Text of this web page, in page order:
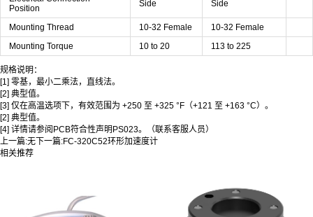
Position
Side Side
Mounting Thread 10-32 Female
10-32 Female
Mounting Torque
10 to 20 113 to 225
规格说明：
[1] 零基，最小二乘法，直线法。
[2] 典型值。
[3] 仅在高温选项下，有效范围为 +250 至 +325 °F（+121 至 +163 °C）。
[2] 典型值。
[4] 详情请参阅PCB符合性声明PS023。（联系客服人员）
上一篇:无 下一篇:FC-320C52环形加速度计
相关推荐